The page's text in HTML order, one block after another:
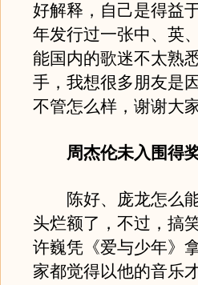
好解释，自己是得益
年发行过一张中、英
能国内的歌迷不太熟
手，我想很多朋友是
不管怎么样，谢谢大
周杰伦未入围得奖
陈好、庞龙怎么能
头烂额了，不过，搞
许巍凭《爱与少年》
家都觉得以他的音乐